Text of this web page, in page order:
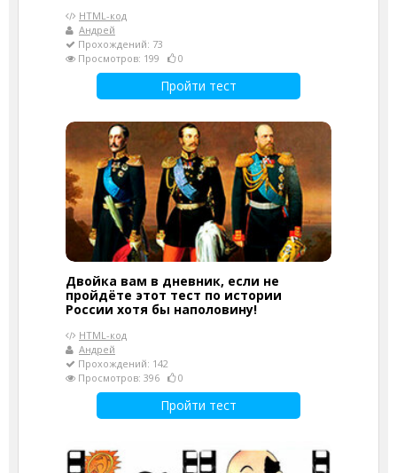
HTML-код
Андрей
Прохождений: 73
Просмотров: 199
0
Пройти тест
Двойка вам в дневник, если не
пройдёте этот тест по истории
России хотя бы наполовину!
HTML-код
Андрей
Прохождений: 142
Просмотров: 396
0
Пройти тест